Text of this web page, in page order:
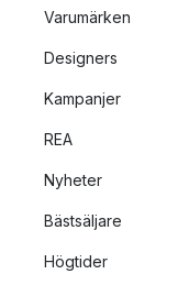
Varumärken
Designers
Kampanjer
REA
Nyheter
Bästsäljare
Högtider